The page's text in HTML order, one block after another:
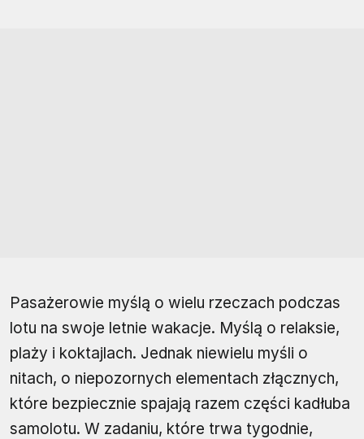
Pasażerowie myślą o wielu rzeczach podczas
lotu na swoje letnie wakacje. Myślą o relaksie,
plaży i koktajlach. Jednak niewielu myśli o
nitach, o niepozornych elementach złącznych,
które bezpiecznie spajają razem części kadłuba
samolotu. W zadaniu, które trwa tygodnie,